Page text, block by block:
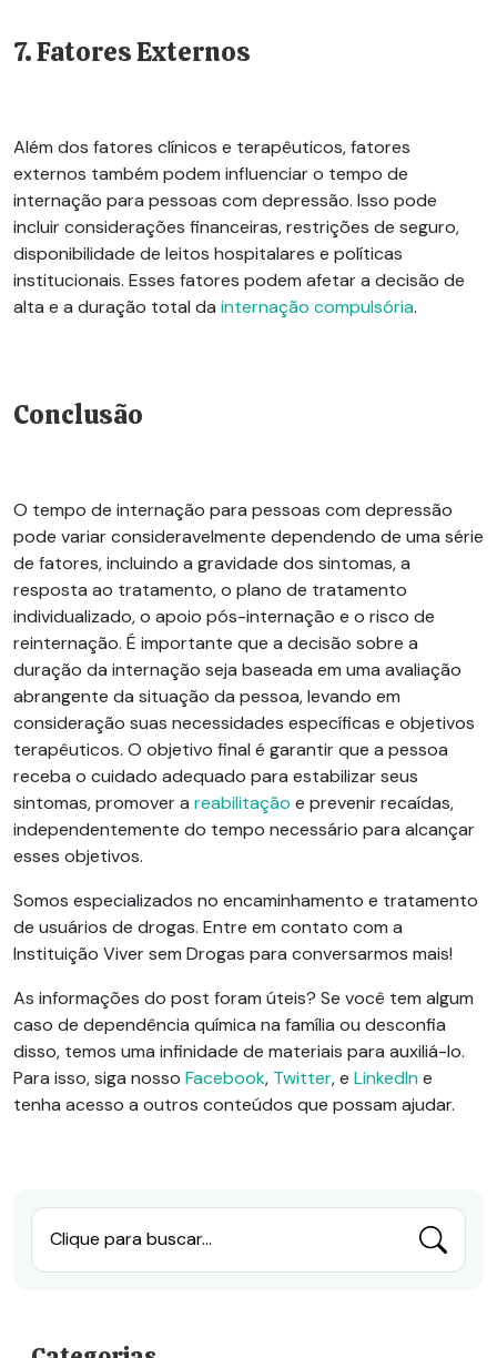
7. Fatores Externos
Além dos fatores clínicos e terapêuticos, fatores
externos também podem influenciar o tempo de
internação para pessoas com depressão. Isso pode
incluir considerações financeiras, restrições de seguro,
disponibilidade de leitos hospitalares e políticas
institucionais. Esses fatores podem afetar a decisão de
alta e a duração total da internação compulsória.
Conclusão
O tempo de internação para pessoas com depressão
pode variar consideravelmente dependendo de uma série
de fatores, incluindo a gravidade dos sintomas, a
resposta ao tratamento, o plano de tratamento
individualizado, o apoio pós-internação e o risco de
reinternação. É importante que a decisão sobre a
duração da internação seja baseada em uma avaliação
abrangente da situação da pessoa, levando em
consideração suas necessidades específicas e objetivos
terapêuticos. O objetivo final é garantir que a pessoa
receba o cuidado adequado para estabilizar seus
sintomas, promover a reabilitação e prevenir recaídas,
independentemente do tempo necessário para alcançar
esses objetivos.
Somos especializados no encaminhamento e tratamento
de usuários de drogas. Entre em contato com a
Instituição Viver sem Drogas para conversarmos mais!
As informações do post foram úteis? Se você tem algum
caso de dependência química na família ou desconfia
disso, temos uma infinidade de materiais para auxiliá-lo.
Para isso, siga nosso Facebook, Twitter, e LinkedIne
tenha acesso a outros conteúdos que possam ajudar.
Clique para buscar...